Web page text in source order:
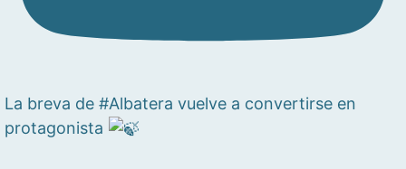
La breva de #Albatera vuelve a convertirse en
protagonista